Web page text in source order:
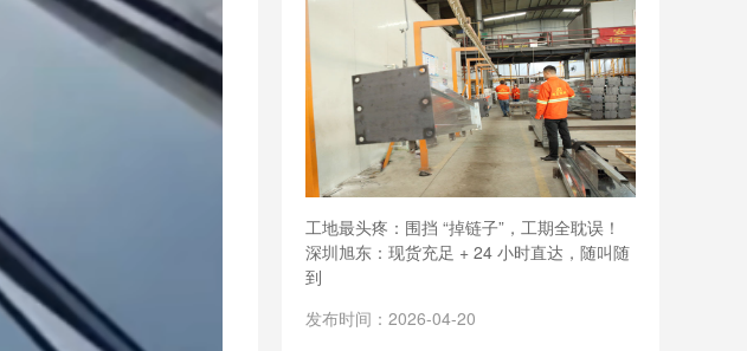
工地最头疼：围挡 “掉链子”，工期全耽误！
深圳旭东：现货充足 + 24 小时直达，随叫随
到
发布时间：2026-04-20